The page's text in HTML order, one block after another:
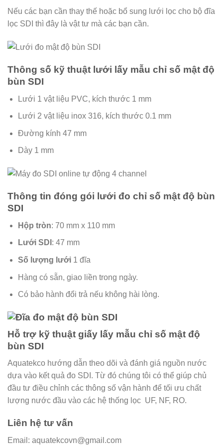
Nếu các bạn cần thay thế hoặc bổ sung lưới lọc cho bộ đĩa
lọc SDI thì đây là vật tư mà các bạn cần.
Thông số kỹ thuật lưới lấy mẫu chỉ số mật độ
bùn SDI
Lưới 1 vật liệu PVC, kích thước 1 mm
Lưới 2 vật liệu inox 316, kích thước 0.1 mm
Đường kính 47 mm
Dày 1 mm
Thông tin đóng gói lưới đo chỉ số mật độ bùn
SDI
Hộp tròn: 70 mm x 110 mm
Lưới SDI : 47 mm
Số lượng lưới1 đĩa
Hàng có sẵn, giao liền trong ngày.
Có bảo hành đổi trả nếu không hài lòng.
Hỗ trợ kỹ thuật giấy lấy mẫu chỉ số mật độ
bùn SDI
Aquatekco hướng dẫn theo dõi và đánh giá nguồn nước
dựa vào kết quả đo SDI. Từ đó chúng tôi có thể giúp chủ
đầu tư điều chỉnh các thông số vận hành để tối ưu chất
lượng nước đầu vào các hệ thống lọc UF, NF, RO.
Liên hệ tư vấn
Email: aquatekcovn@gmail.com